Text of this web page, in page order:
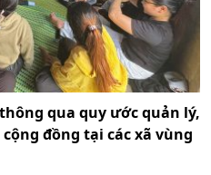
qua quy ước quản lý,
đồng tại các xã vùng